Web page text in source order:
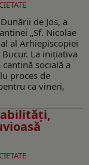
de Jos, a
„Sf. Nicolae
al Arhiepiscopiei
La iniţiativa
socială a
proces de
ca vineri,